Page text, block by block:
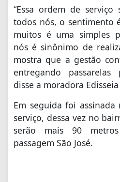
“Essa ordem de
todos nós, o sentimento
muitos é uma simples
nós é sinônimo de
mostra que a gestão
entregando
disse a moradora
Em seguida foi
serviço, dessa vez no
serão mais 90
passagem São José.